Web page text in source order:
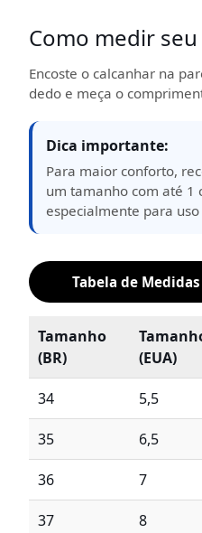
Como medir
Encoste o calcanhar na
dedo e meça o
Dica importante:
Para maior conforto,
um tamanho com até 1
especialmente para
Tabela de
Tamanho
(BR)
(EUA)
34 5,5
35 6,5
36 7
37 8